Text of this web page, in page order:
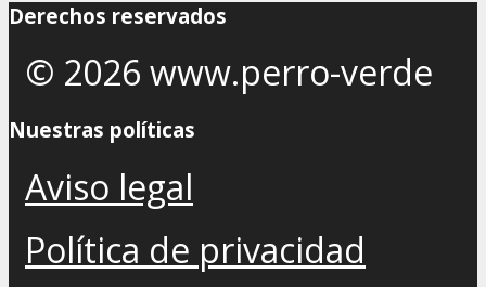
Derechos reservados
© 2026 www.perro-verde
Nuestras políticas
Aviso legal
Política de privacidad